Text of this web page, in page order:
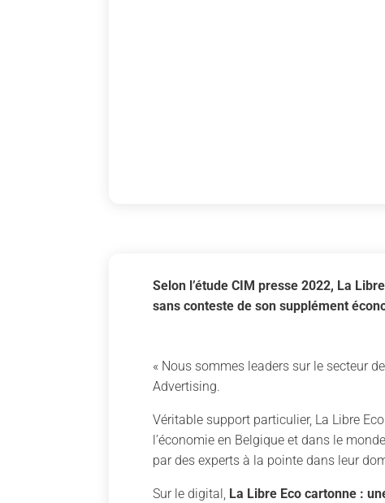
Selon l’étude CIM presse 2022, La
sans conteste de son supplément
« Nous sommes leaders sur le secteur
Advertising.
Véritable support particulier, La Libre
l’économie en Belgique et dans le
par des experts à la pointe dans leur
Sur le digital, La Libre Eco cartonne :